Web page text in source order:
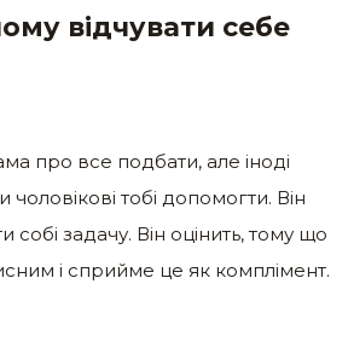
відчувати себе
про все подбати, але іноді
чоловікові тобі допомогти. Він
собі задачу. Він оцінить, тому що
і сприйме це як комплімент.